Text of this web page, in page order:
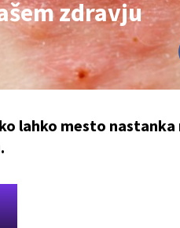
zdravju
lahko mesto nastanka